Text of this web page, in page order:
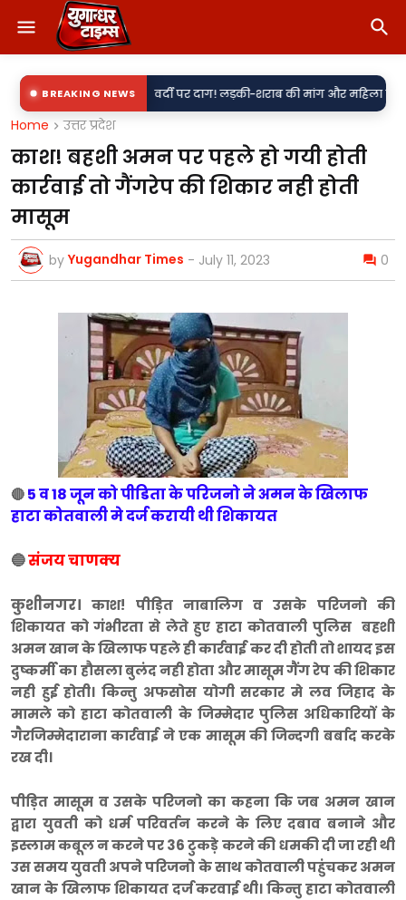
BREAKING NEWS
सवाल• वर्दी पर दाग! लड़की-शराब की मांग और महिला से बदसलूकी के आरोप
Home उत्तर प्रदेश
काश! बहशी अमन पर पहले हो गयी होती
कार्रवाई तो गैंगरेप की शिकार नही होती
मासूम
by Yugandhar Times - July 11, 2023 0
🔴5 व 18 जून को पीडिता के परिजनो ने अमन के खिलाफ
हाटा कोतवाली मे दर्ज करायी थी शिकायत
🔵संजय चाणक्य
कुशीनगर। काश! पीड़ित नाबालिग व उसके परिजनो की
शिकायत को गंभीरता से लेते हुए हाटा कोतवाली पुलिस बहशी
अमन खान के खिलाफ पहले ही कार्रवाई कर दी होती तो शायद इस
दुष्कर्मी का हौसला बुलंद नही होता और मासूम गैंग रेप की शिकार
नही हुई होती। किन्तु अफसोस योगी सरकार मे लव जिहाद के
मामले को हाटा कोतवाली के जिम्मेदार पुलिस अधिकारियों के
गैरजिम्मेदाराना कार्रवाई ने एक मासूम की जिन्दगी बर्बाद करके
रख दी।
पीड़ित मासूम व उसके परिजनो का कहना कि जब अमन खान
द्वारा युवती को धर्म परिवर्तन करने के लिए दबाव बनाने और
इस्लाम कबूल न करने पर 36 टुकड़े करने की धमकी दी जा रही थी
उस समय युवती अपने परिजनो के साथ कोतवाली पहुंचकर अमन
खान के खिलाफ शिकायत दर्ज करवाई थी। किन्तु हाटा कोतवाली